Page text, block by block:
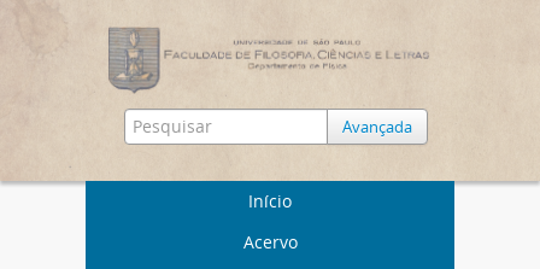
Avançada
Início
Acervo